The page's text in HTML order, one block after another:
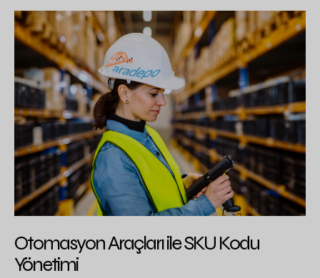
Otomasyon Araçları ile SKU Kodu
Yönetimi